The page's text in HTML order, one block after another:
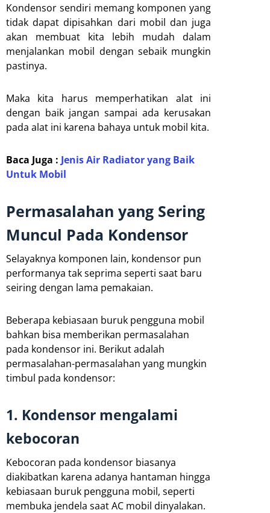
Kondensor sendiri memang komponen yang
tidak dapat dipisahkan dari mobil dan juga
akan membuat kita lebih mudah dalam
menjalankan mobil dengan sebaik mungkin
pastinya.
Maka kita harus memperhatikan alat ini
dengan baik jangan sampai ada kerusakan
pada alat ini karena bahaya untuk mobil kita.
Baca Juga : Jenis Air Radiator yang Baik
Untuk Mobil
Permasalahan yang Sering
Muncul Pada Kondensor
Selayaknya komponen lain, kondensor pun
performanya tak seprima seperti saat baru
seiring dengan lama pemakaian.
Beberapa kebiasaan buruk pengguna mobil
bahkan bisa memberikan permasalahan
pada kondensor ini. Berikut adalah
permasalahan-permasalahan yang mungkin
timbul pada kondensor:
1. Kondensor mengalami
kebocoran
Kebocoran pada kondensor biasanya
diakibatkan karena adanya hantaman hingga
kebiasaan buruk pengguna mobil, seperti
membuka jendela saat AC mobil dinyalakan.